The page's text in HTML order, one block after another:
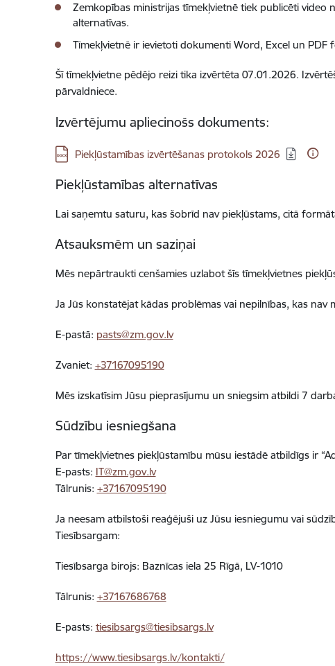
Zemkopības ministrijas tīmekļvietnē tiek publicēti video
alternatīvas.
Tīmekļvietnē ir ievietoti dokumenti Word, Excel un
Šī tīmekļvietne pēdējo reizi tika izvērtēta 07.01.2026.
pārvaldniece.
Izvērtējumu apliecinošs dokuments:
Lejupielādēt:
Piekļūstamības izvērtēšanas protokols 2026
Piekļūstamības alternatīvas
Lai saņemtu saturu, kas šobrīd nav piekļūstams, citā
Atsauksmēm un saziņai
Mēs nepārtraukti cenšamies uzlabot šīs tīmekļvietnes
Ja Jūs konstatējat kādas problēmas vai nepilnības, kas
E-pastā: pasts@zm.gov.lv
Zvaniet: +37167095190
Mēs izskatīsim Jūsu pieprasījumu un sniegsim atbildi 7
Sūdzību iesniegšana
Par tīmekļvietnes piekļūstamību mūsu iestādē atbildīgs ir
E-pasts: IT@zm.gov.lv
Tālrunis: +37167095190
Ja neesam atbilstoši reaģējuši uz Jūsu iesniegumu vai
Tiesībsargam:
Tiesībsarga birojs: Baznīcas iela 25 Rīgā, LV-1010
Tālrunis: +37167686768
E-pasts: tiesibsargs@tiesibsargs.lv
https://www.tiesibsargs.lv/kontakti/